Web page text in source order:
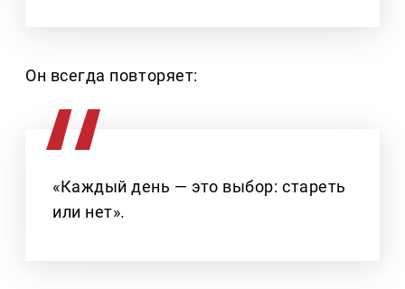
Он всегда повторяет:
«Каждый день — это выбор: стареть
или нет».